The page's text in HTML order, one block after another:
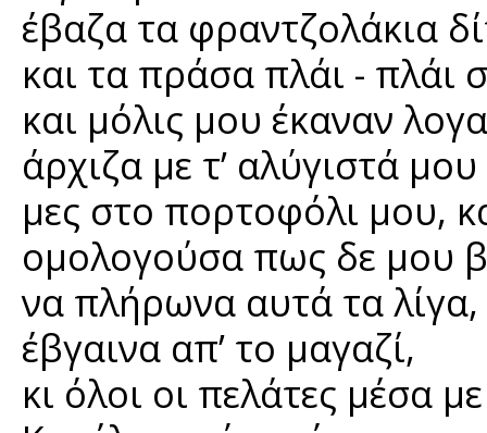
έβαζα τα φραντζολάκια
και τα πράσα πλάι - πλάι
και μόλις μου έκαναν
άρχιζα με τ’ αλύγιστά
μες στο πορτοφόλι μου,
ομολογούσα πως δε μου
να πλήρωνα αυτά τα λίγα,
έβγαινα απ’ το μαγαζί,
κι όλοι οι πελάτες μέσα